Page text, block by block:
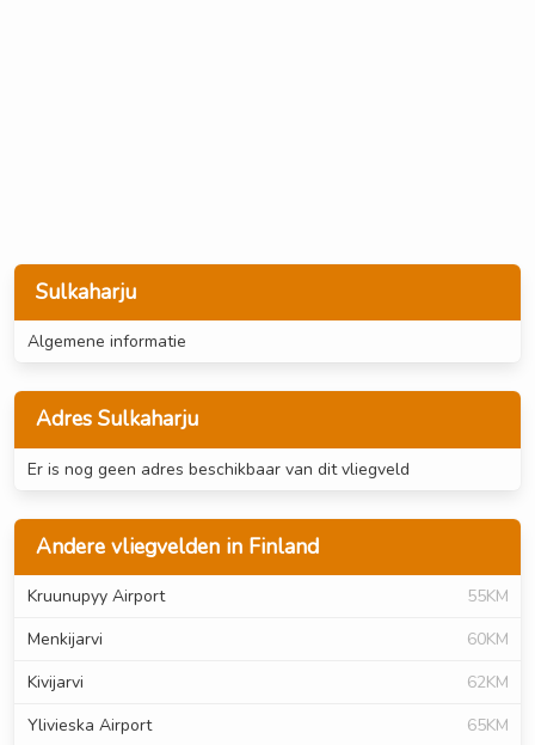
Sulkaharju
Algemene informatie
Adres Sulkaharju
Er is nog geen adres beschikbaar van dit vliegveld
Andere vliegvelden in Finland
Kruunupyy Airport
55KM
Menkijarvi
60KM
Kivijarvi
62KM
Ylivieska Airport
65KM